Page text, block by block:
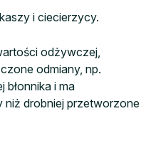
i ciecierzycy.
odżywczej,
odmiany, np.
błonnika i ma
drobniej przetworzone